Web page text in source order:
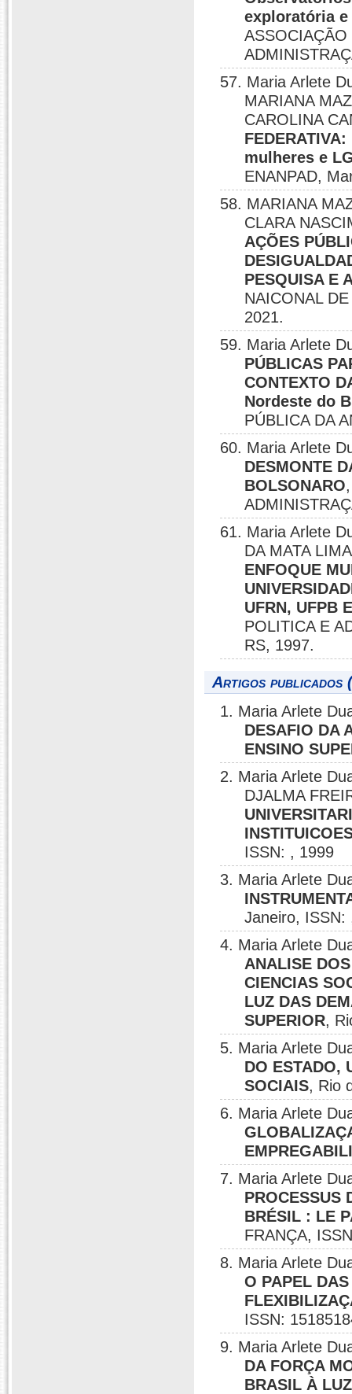
exploratória
57. Maria Arlete
MARIANA
CAROLINA
mulheres e
ENANPAD,
58. MARIANA
CLARA
AÇÕES
PESQUISA E
NAICONAL
2021.
59. Maria Arlete
PÚBLICAS
CONTEXTO
Nordeste do
PÚBLICA DA
60. Maria Arlete
DESMONTE
BOLSONARO
61. Maria Arlete
DA MATA
ENFOQUE
UFRN, UFPB
POLITICA E
RS, 1997.
Artigos publicados
1. Maria Arlete
DESAFIO DA
ENSINO
2. Maria Arlete
DJALMA
ISSN: , 1999
3. Maria Arlete
Janeiro, ISSN:
4. Maria Arlete
ANALISE
CIENCIAS
LUZ DAS
SUPERIOR,
5. Maria Arlete
DO ESTADO,
SOCIAIS, Rio
6. Maria Arlete
7. Maria Arlete
PROCESSUS
BRÉSIL : LE
FRANÇA,
8. Maria Arlete
O PAPEL
ISSN:
9. Maria Arlete
DA FORÇA
BRASIL À